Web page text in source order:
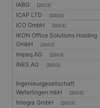
IABG [2003]
ICAP LTD [2003]
ICO GmbH [2003]
IKON Office Solutions Holding
GmbH
[2003]
Impaq AG [2003]
INES AG [2003]
Ingenieurgesellschaft
Weferlingen mbH
[2003]
Integra GmbH [2003]